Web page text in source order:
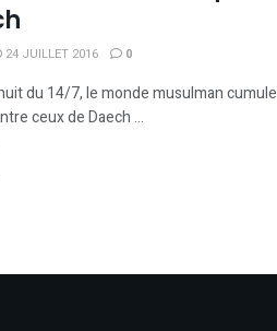
24 JUILLET 2016 0
du 14/7, le monde musulman cumule
ceux de Daech ...